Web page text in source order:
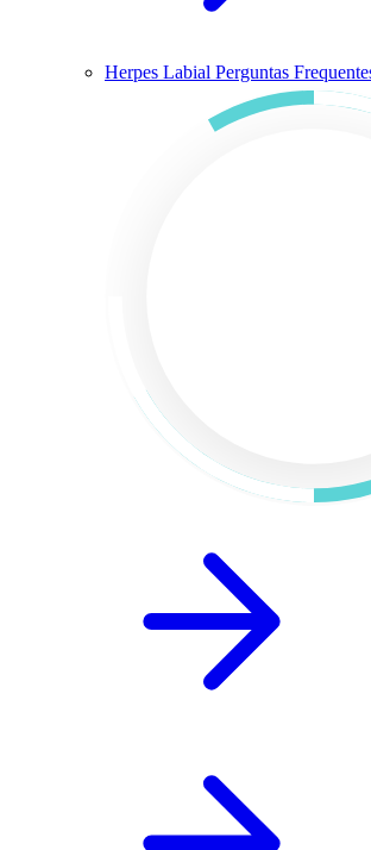
Herpes Labial Perguntas